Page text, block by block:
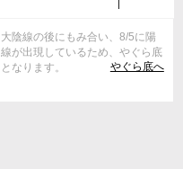
大陰線の後にもみ合い、8/5に陽
線が出現しているため、やぐら底
となります。
やぐら底へ